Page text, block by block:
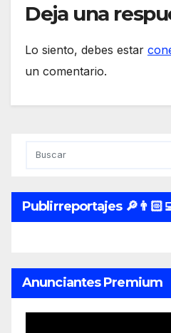
Deja una
Lo siento, debes estar
un comentario.
Publirreportajes
Anunciantes Premium